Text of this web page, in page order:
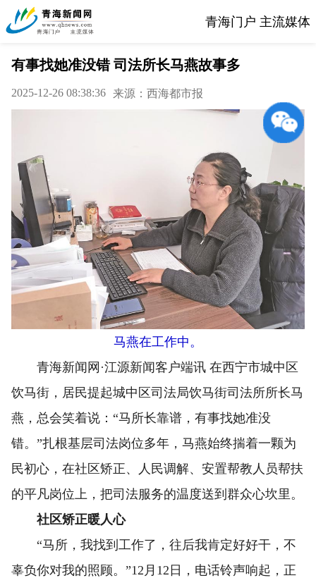
青海门户 主流媒体
有事找她准没错 司法所长马燕故事多
2025-12-26 08:38:36 来源：西海都市报
马燕在工作中。
青海新闻网·江源新闻客户端讯 在西宁市城中区
饮马街，居民提起城中区司法局饮马街司法所所长马
燕，总会笑着说：“马所长靠谱，有事找她准没
错。”扎根基层司法岗位多年，马燕始终揣着一颗为
民初心，在社区矫正、人民调解、安置帮教人员帮扶
的平凡岗位上，把司法服务的温度送到群众心坎里。
社区矫正暖人心
“马所，我找到工作了，往后我肯定好好干，不
辜负你对我的照顾。”12月12日，电话铃声响起，正